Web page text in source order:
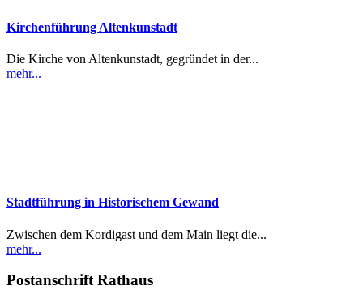
Kirchenführung Altenkunstadt
Die Kirche von Altenkunstadt, gegründet in der...
mehr...
Stadtführung in Historischem Gewand
Zwischen dem Kordigast und dem Main liegt die...
mehr...
Postanschrift Rathaus